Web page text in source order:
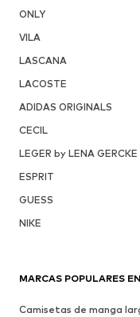
ONLY
VILA
LASCANA
LACOSTE
ADIDAS ORIGINALS
CECIL
LEGER by LENA GERCKE
ESPRIT
GUESS
NIKE
MARCAS POPULARES
Camisetas de manga